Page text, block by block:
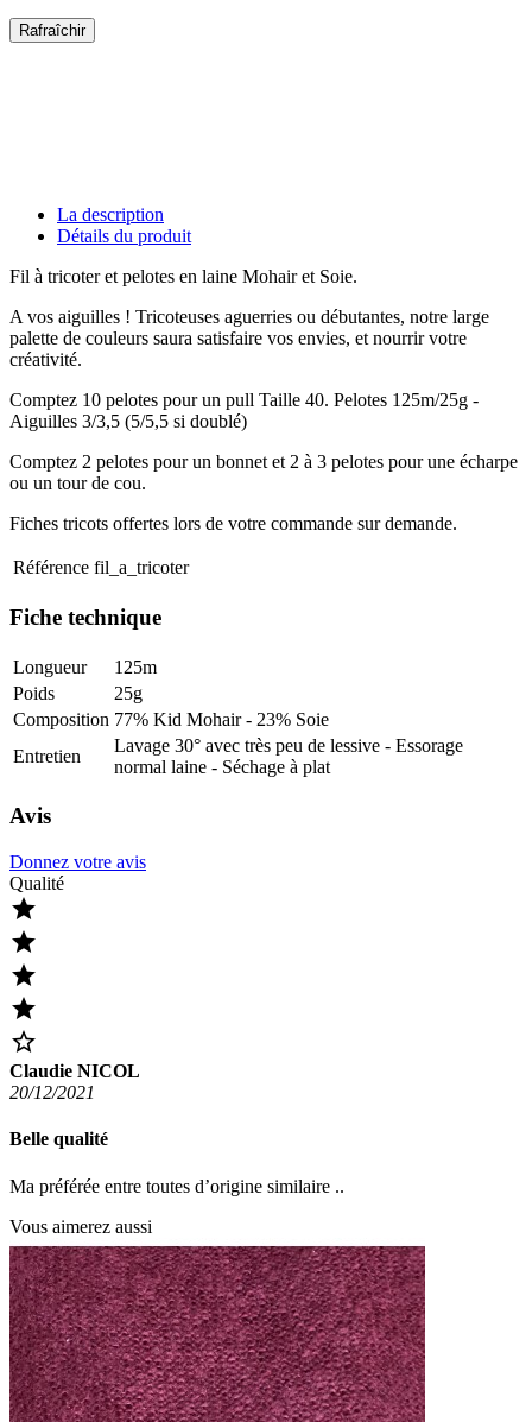
La description
Détails du produit
Fil à tricoter et pelotes en laine Mohair et Soie.
A vos aiguilles ! Tricoteuses aguerries ou débutantes, notre large
palette de couleurs saura satisfaire vos envies, et nourrir votre
créativité.
Comptez 10 pelotes pour un pull Taille 40. Pelotes 125m/25g -
Aiguilles 3/3,5 (5/5,5 si doublé)
Comptez 2 pelotes pour un bonnet et 2 à 3 pelotes pour une écharpe
ou un tour de cou.
Fiches tricots offertes lors de votre commande sur demande.
Référence fil_a_tricoter
Fiche technique
Longueur
125m
Poids
25g
Composition 77% Kid Mohair - 23% Soie
Entretien
Lavage 30° avec très peu de lessive - Essorage
normal laine - Séchage à plat
Avis
Donnez votre avis
Qualité





Claudie NICOL
20/12/2021
Belle qualité
Ma préférée entre toutes d’origine similaire ..
Vous aimerez aussi